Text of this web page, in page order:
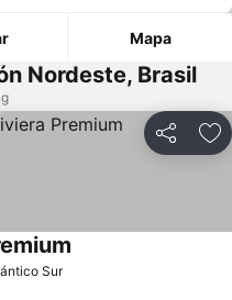
Mapa
Nordeste, Brasil
Compartir
Sur